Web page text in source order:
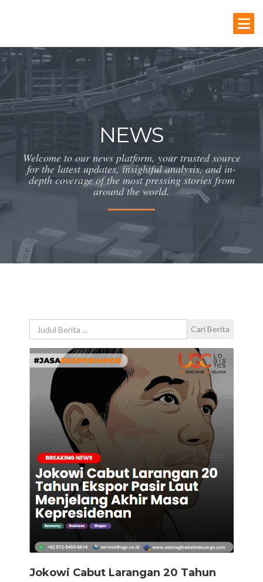
NEWS
Welcome to our news platform, your trusted source
for the latest updates, insightful analysis, and in-
depth coverage of the most pressing stories from
around the world.
Cari Berita
Jokowi Cabut Larangan 20 Tahun